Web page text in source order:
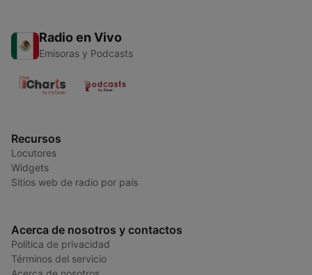
Radio en Vivo
Emisoras y Podcasts
Recursos
Locutores
Widgets
Sitios web de radio por país
Acerca de nosotros y contactos
Política de privacidad
Términos del servicio